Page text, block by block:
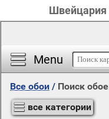
Швейцария
Menu
Все обои / Поиск
все категории